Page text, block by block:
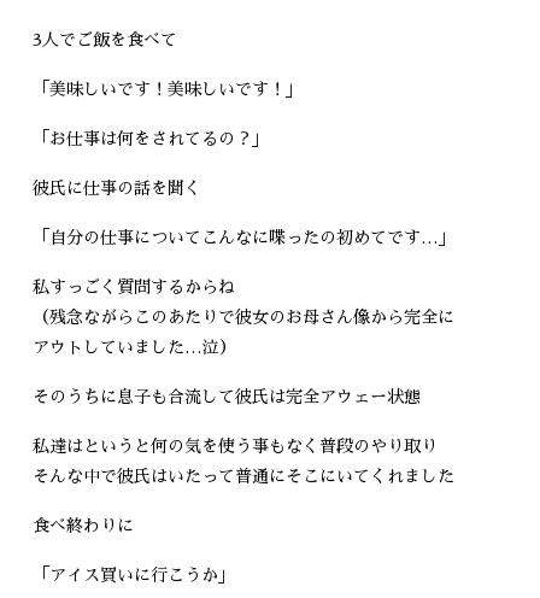
3人でご飯を食べて
「美味しいです！美味しいです！」
「お仕事は何をされてるの？」
彼氏に仕事の話を聞く
「自分の仕事についてこんなに喋ったの初めてです…」
私すっごく質問するからね
（残念ながらこのあたりで彼女のお母さん像から完全に
アウトしていました…泣）
そのうちに息子も合流して彼氏は完全アウェー状態
私達はというと何の気を使う事もなく普段のやり取り
そんな中で彼氏はいたって普通にそこにいてくれました
食べ終わりに
「アイス買いに行こうか」